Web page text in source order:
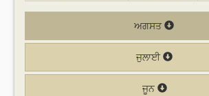
ਅਗਸਤ
ਜੁਲਾਈ
ਜੂਨ